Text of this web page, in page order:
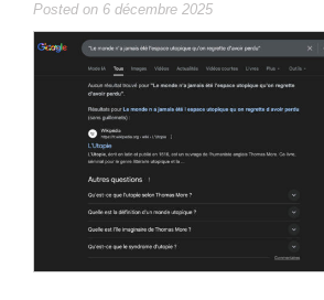
Posted on 6 décembre 2025